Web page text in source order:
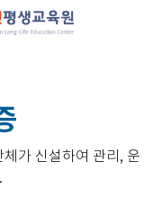
가 신설하여 관리, 운